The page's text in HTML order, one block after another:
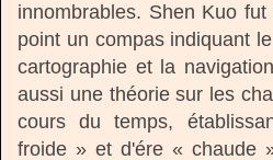
innombrables. Shen Kuo
point un compas indiquant
cartographie et la
aussi une théorie sur les
cours du temps,
froide » et d'ére « chaude